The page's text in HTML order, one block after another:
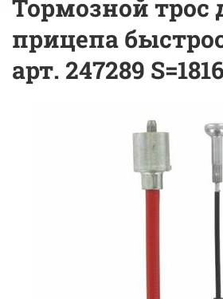
Тормозной трос
прицепа
арт. 247289